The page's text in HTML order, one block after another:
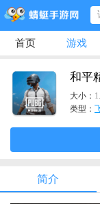
首页 游戏
和平
大小：
类型：
简介